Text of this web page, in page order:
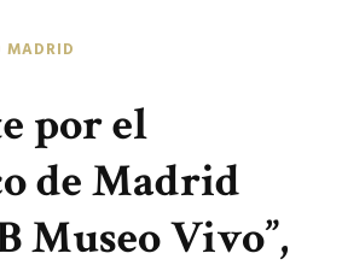
MADRID
por el
de Madrid
Museo Vivo”,